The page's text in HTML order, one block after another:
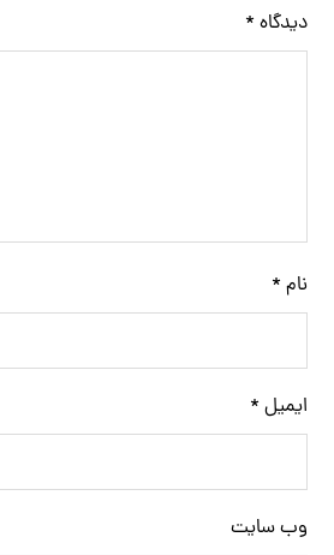
دیدگاه *
نام *
ایمیل *
وب‌ سایت